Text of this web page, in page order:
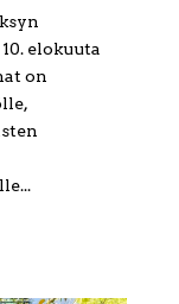
elokuuta
on